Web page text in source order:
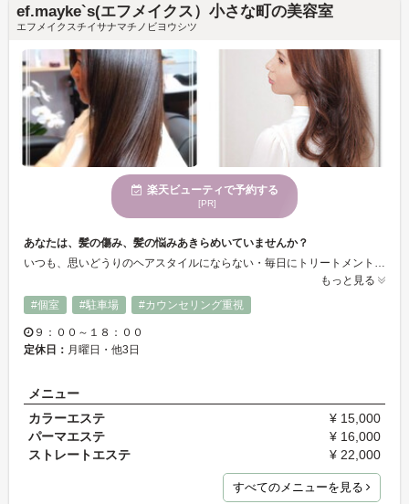
ef.mayke`s(エフメイクス）小さな町の美容室
エフメイクスチイサナマチノビヨウシツ
楽天ビューティで予約する
[PR]
あなたは、髪の傷み、髪の悩みあきらめいていませんか？
もっと見る
#個室
#駐車場 #カウンセリング重視
９：００～１８：００
定休日： 月曜日・他3日
メニュー
カラーエステ
¥ 15,000
パーマエステ
¥ 16,000
ストレートエステ
¥ 22,000
すべてのメニューを見る